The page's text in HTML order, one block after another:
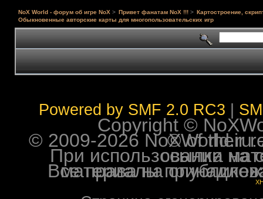
NoX World - форум об игре NoX> Привет фанатам NoX !!! >
Картостроение,
Обыкновенные авторские карты для многопользовательских игр
Powered by SMF 2.0 RC3
Copyright ©
© 2009-2026 NoXWorld.ru. All
При использовании
Все права на опубликованные на форуме